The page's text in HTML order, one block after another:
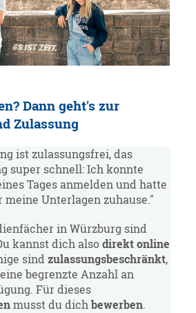
Dann geht's zur
Zulassung
ist zulassungsfrei, das
super schnell: Ich konnte
Tages anmelden und hatte
Unterlagen zuhause."
in Würzburg sind
kannst dich alsodirekt online
sindzulassungsbeschränkt,
begrenzte Anzahl an
Für dieses
musst du dichbewerben.